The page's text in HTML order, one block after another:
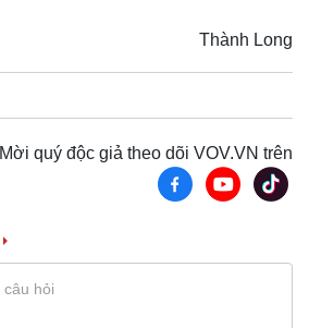
Quân sự - Quốc phòng
Vũ khí
Phân tích
​​​​​​​Thành Long
Mời quý độc giả theo dõi VOV.VN trên